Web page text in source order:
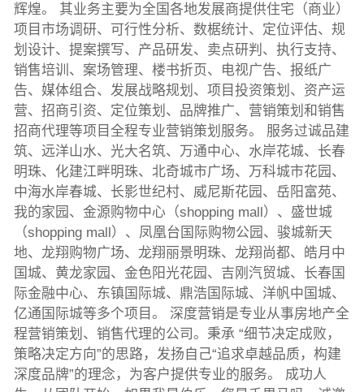
辉煌。 其业务主要为全国各地发展商提供住宅（商业）
项目市场调研、可行性分析、数椐统计、定位评估、规
划设计、提案撰写、产品研发、卖点研判、执行支持、
销售培训、案场管理、楼书折页、电视广告、报纸广
告、媒体组合、发展战略规划、项目投资策划、资产运
营、招商引资、定位策划、品牌推广、营销策划和销售
招商代理等项目全程专业营销策划服务。 服务过诚品建
筑、远洋山水、光大名筑、万通中心、水岸花城、长春
明珠、化建江畔明珠、北奇城市广场、万科城市花园、
中海水岸春城、长影世纪村、威尼斯花园、岳阳富苑、
我的家园、金源购物中心（shopping mall）、盛世城
（shopping mall）、凤凰台国际购物公园、骏城新天
地、龙翔购物广场、龙翔丽景明珠、龙翔尚都、皓月中
国城、黄龙家园、金色阳光花园、吉刚汽贸城、长春国
际金融中心、东镇国际城、鼎浩国际城、洋帆中国城、
亿通国际城等多个项目。 深度营销是专业从事房地产全
程营销策划、销售代理的公司。秉承 “细节决定成败，
策略决定方向”的思路，发扬自己“追求卓越品质，构建
深度品牌”的理念，为客户提供专业的服务。 成功人